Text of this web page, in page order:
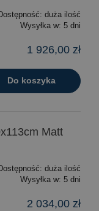
duża ilość
Wysyłka w: 5 dni
1 926,00 zł
Do koszyka
Matt
duża ilość
Wysyłka w: 5 dni
2 034,00 zł